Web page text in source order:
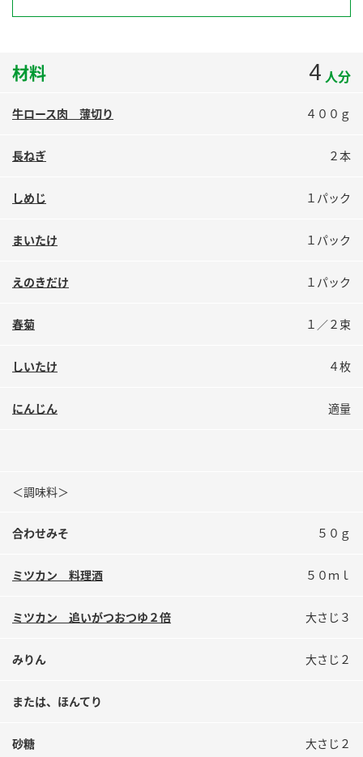
お酢を知ろう！
ぽん酢サワー
ミツカンのCM
各部門が大切にしていること
地図から取り扱い店舗を探す
検索
業務用サイト 製造所固有記号一覧
材料 4 人分
牛ロース肉 薄切り ４００ｇ
長ねぎ ２本
しめじ １パック
まいたけ １パック
えのきだけ １パック
春菊 １／２束
しいたけ ４枚
にんじん 適量
＜調味料＞
合わせみそ ５０ｇ
ミツカン 料理酒 ５０ｍｌ
ミツカン 追いがつおつゆ２倍 大さじ３
みりん 大さじ２
または、ほんてり
砂糖 大さじ２